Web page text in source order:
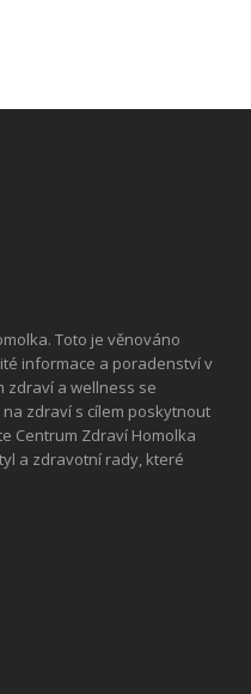
Toto je věnováno
informace a poradenství v
zdraví a wellness se
zdraví s cílem poskytnout
Centrum Zdraví Homolka
a zdravotní rady, které